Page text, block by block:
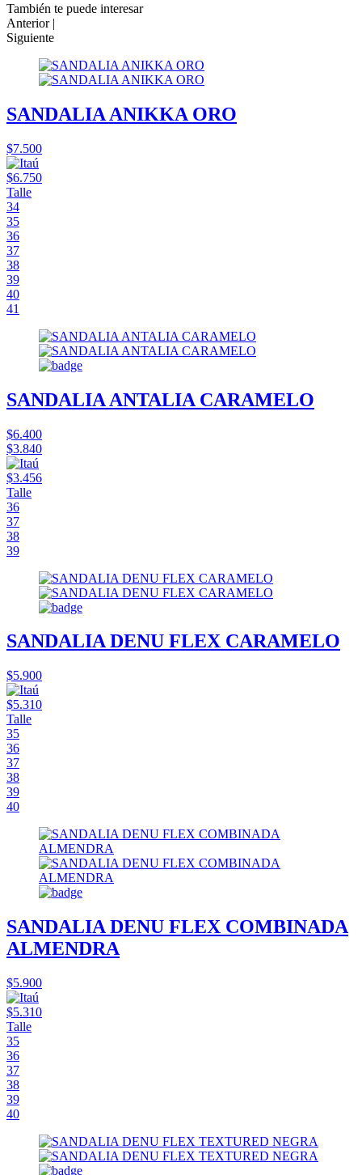
También te puede interesar
Anterior |
Siguiente
SANDALIA ANIKKA ORO
$7.500
$6.750
Talle
34
35
36
37
38
39
40
41
SANDALIA ANTALIA CARAMELO
$6.400
$3.840
$3.456
Talle
36
37
38
39
SANDALIA DENU FLEX CARAMELO
$5.900
$5.310
Talle
35
36
37
38
39
40
SANDALIA DENU FLEX COMBINADA
ALMENDRA
$5.900
$5.310
Talle
35
36
37
38
39
40